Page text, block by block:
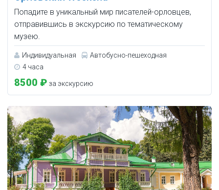
Попадите в уникальный мир писателей-орловцев,
отправившись в экскурсию по тематическому
музею.
Индивидуальная
Автобусно-пешеходная
4 часа
8500 ₽ за экскурсию